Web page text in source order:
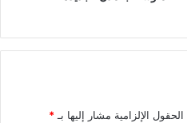
الحقول الإلزامية مشار إليها بـ *